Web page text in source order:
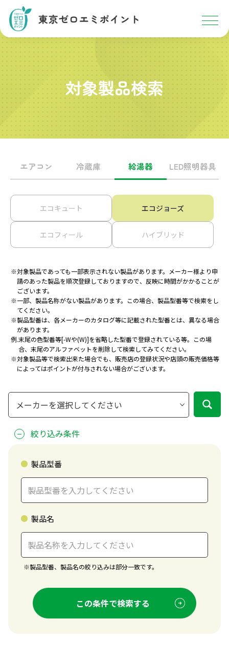
対象製品検索
エアコン 冷蔵庫 給湯器 LED照明器具
エコキュート エコジョーズ
エコフィール ハイブリッド
※対象製品であっても一部表示されない製品があります。メーカー様より申
請のあった製品を順次登録しておりますので、反映に時間がかかることが
ございます。
※一部、製品名称がない製品があります。この場合、製品型番等で検索をし
てください。
※製品型番は、各メーカーのカタログ等に記載された型番とは、異なる場合
があります。
例.末尾の色型番等[-Wや(W)]を省略した型番で登録されている等。 この場
合、末尾のアルファベットを削除して検索してみてください。
※対象製品等で検索出来た場合でも、販売店の登録状況や店頭の販売価格等
によってはポイントが付与されない場合がございます。
絞り込み条件
製品型番
製品名
※製品型番、製品名の絞り込みは部分一致です。
この条件で検索する